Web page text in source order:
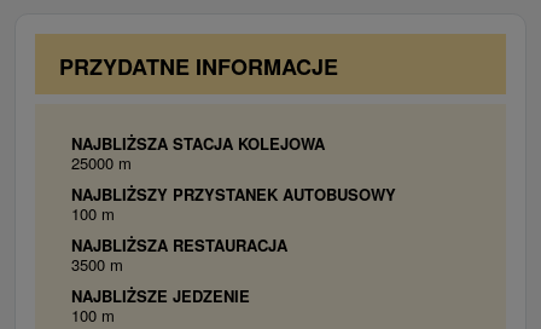
kút, toaleta), WiFi
PRZYDATNE INFORMACJE
NAJBLIŻSZA STACJA KOLEJOWA
25000 m
NAJBLIŻSZY PRZYSTANEK AUTOBUSOWY
100 m
NAJBLIŻSZA RESTAURACJA
3500 m
NAJBLIŻSZE JEDZENIE
100 m